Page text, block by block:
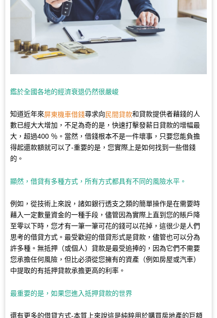
鑑於全國各地的經濟衰退仍然很嚴峻
知道近年來屏東機車借錢尋求向民間貸款和貸款提供者藉錢的人
數已經大大增加，不足為奇的是，快速打擊發薪日貸款的增幅最
大，超過400 ％。當然，借錢根本不是一件壞事，只要您能負擔
得起還款額就可以了-重要的是，您實際上是如何找到一些借錢
的。
顯然，借貸有多種方式，所有方式都具有不同的風險水平。
例如，從技術上來說，諸如銀行透支之類的簡單操作是在需要時
藉入一定數量資金的一種手段，儘管因為實際上直到您的賬戶降
至零以下時，您才有一筆一筆可花的錢可以花掉，這很少是人們
思考的借貸方式。最受歡迎的借貸形式是貸款，儘管也可以分為
許多種。無抵押（或個人）貸款是最受追捧的，因為它們不需要
您承擔任何風險，但比必須從您擁有的資產（例如房屋或汽車）
中提取的有抵押貸款承擔更高的利率。
最重要的是，如果您進入抵押貸款的世界
還有更多的借貸方式-本質上來說這是純粹用於購買房地產的巨額